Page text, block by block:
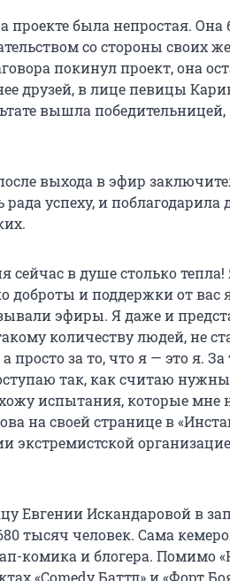
проекте была непростая.
со стороны своих
покинул проект, она
друзей, в лице певицы
вышла победительницей,
выхода в эфир
рада успеху, и
сейчас в душе столько
доброты и поддержки от вас
эфиры. Я даже и
количеству людей, не
просто за то, что я — это я.
так, как считаю
испытания, которые мне
на своей странице в
экстремистской
Евгении Искандаровой в
тысяч человек. Сама
комика и блогера. Помимо
«Comedy Баттл» и «Форт